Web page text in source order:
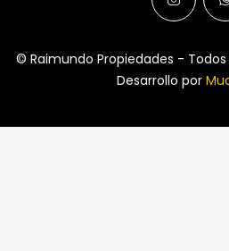
© Raimundo Propiedades -
Desarrollo por